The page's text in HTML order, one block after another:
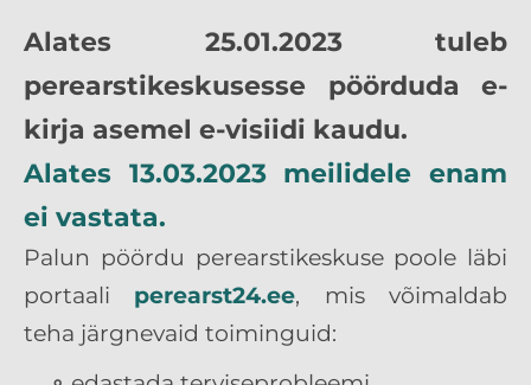
Alates 25.01.2023 tuleb
perearstikeskusesse pöörduda e-
kirja asemel e-visiidi kaudu.
Alates 13.03.2023 meilidele enam
ei vastata.
Palun pöördu perearstikeskuse poole läbi
portaali perearst24.ee, mis võimaldab
teha järgnevaid toiminguid: